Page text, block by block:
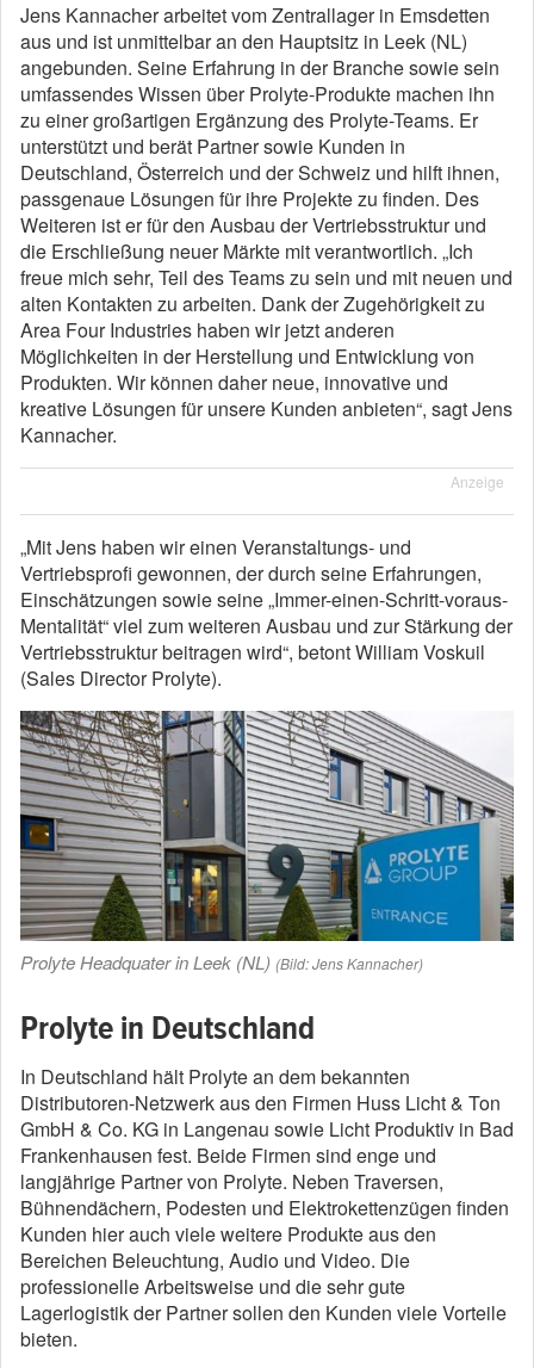
Jens Kannacher arbeitet vom Zentrallager in Emsdetten
aus und ist unmittelbar an den Hauptsitz in Leek (NL)
angebunden. Seine Erfahrung in der Branche sowie sein
umfassendes Wissen über Prolyte-Produkte machen ihn
zu einer großartigen Ergänzung des Prolyte-Teams. Er
unterstützt und berät Partner sowie Kunden in
Deutschland, Österreich und der Schweiz und hilft ihnen,
passgenaue Lösungen für ihre Projekte zu finden. Des
Weiteren ist er für den Ausbau der Vertriebsstruktur und
die Erschließung neuer Märkte mit verantwortlich. „Ich
freue mich sehr, Teil des Teams zu sein und mit neuen und
alten Kontakten zu arbeiten. Dank der Zugehörigkeit zu
Area Four Industries haben wir jetzt anderen
Möglichkeiten in der Herstellung und Entwicklung von
Produkten. Wir können daher neue, innovative und
kreative Lösungen für unsere Kunden anbieten“, sagt Jens
Kannacher.
Anzeige
„Mit Jens haben wir einen Veranstaltungs- und
Vertriebsprofi gewonnen, der durch seine Erfahrungen,
Einschätzungen sowie seine „Immer-einen-Schritt-voraus-
Mentalität“ viel zum weiteren Ausbau und zur Stärkung der
Vertriebsstruktur beitragen wird“, betont William Voskuil
(Sales Director Prolyte).
Prolyte Headquater in Leek (NL) (Bild: Jens Kannacher)
Prolyte in Deutschland
In Deutschland hält Prolyte an dem bekannten
Distributoren-Netzwerk aus den Firmen Huss Licht & Ton
GmbH & Co. KG in Langenau sowie Licht Produktiv in Bad
Frankenhausen fest. Beide Firmen sind enge und
langjährige Partner von Prolyte. Neben Traversen,
Bühnendächern, Podesten und Elektrokettenzügen finden
Kunden hier auch viele weitere Produkte aus den
Bereichen Beleuchtung, Audio und Video. Die
professionelle Arbeitsweise und die sehr gute
Lagerlogistik der Partner sollen den Kunden viele Vorteile
bieten.